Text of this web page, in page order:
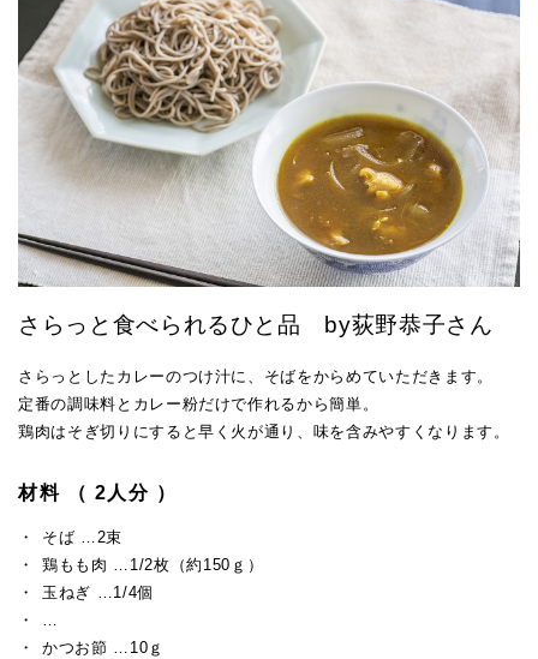
さらっと食べられるひと品 by荻野恭子さん
さらっとしたカレーのつけ汁に、そばをからめていただきます。
定番の調味料とカレー粉だけで作れるから簡単。
鶏肉はそぎ切りにすると早く火が通り、味を含みやすくなります。
材料 （ 2人分 ）
そば …2束
鶏もも肉 …1/2枚（約150ｇ）
玉ねぎ …1/4個
…
かつお節 …10ｇ